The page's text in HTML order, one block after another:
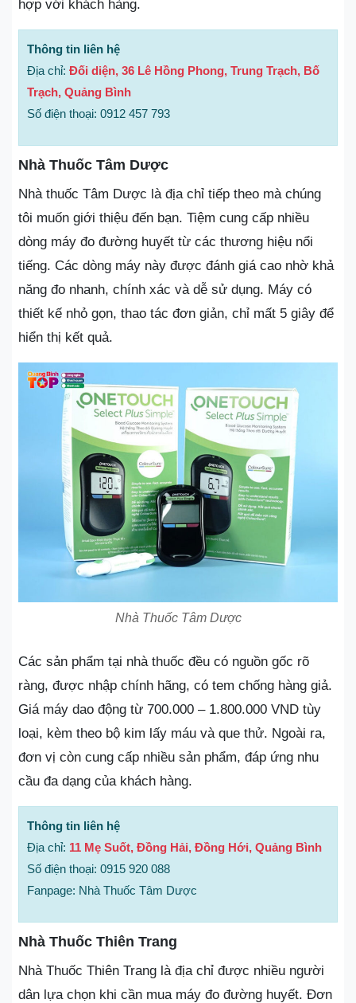
hợp với khách hàng.
Thông tin liên hệ
Địa chỉ: Đối diện, 36 Lê Hồng Phong, Trung Trạch, Bố
Trạch, Quảng Bình
Số điện thoại: 0912 457 793
Nhà Thuốc Tâm Dược
Nhà thuốc Tâm Dược là địa chỉ tiếp theo mà chúng
tôi muốn giới thiệu đến bạn. Tiệm cung cấp nhiều
dòng máy đo đường huyết từ các thương hiệu nổi
tiếng. Các dòng máy này được đánh giá cao nhờ khả
năng đo nhanh, chính xác và dễ sử dụng. Máy có
thiết kế nhỏ gọn, thao tác đơn giản, chỉ mất 5 giây để
hiển thị kết quả.
Nhà Thuốc Tâm Dược
Các sản phẩm tại nhà thuốc đều có nguồn gốc rõ
ràng, được nhập chính hãng, có tem chống hàng giả.
Giá máy dao động từ 700.000 – 1.800.000 VND tùy
loại, kèm theo bộ kim lấy máu và que thử. Ngoài ra,
đơn vị còn cung cấp nhiều sản phẩm, đáp ứng nhu
cầu đa dạng của khách hàng.
Thông tin liên hệ
Địa chỉ: 11 Mẹ Suốt, Đồng Hải, Đồng Hới, Quảng Bình
Số điện thoại: 0915 920 088
Fanpage: Nhà Thuốc Tâm Dược
Nhà Thuốc Thiên Trang
Nhà Thuốc Thiên Trang là địa chỉ được nhiều người
dân lựa chọn khi cần mua máy đo đường huyết. Đơn